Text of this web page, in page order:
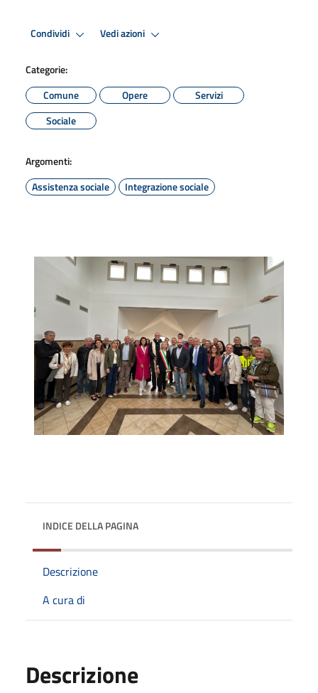
Condividi Vedi azioni
Categorie:
Comune
Opere
Servizi
Sociale
Argomenti:
Assistenza sociale
Integrazione sociale
INDICE DELLA PAGINA
Descrizione
A cura di
Descrizione